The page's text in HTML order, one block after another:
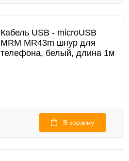
Кабель USB - microUSB
MRM MR43m шнур для
телефона, белый, длина 1м
В корзину